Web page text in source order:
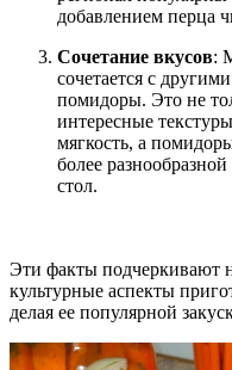
добавлением перца
Сочетание вкусов:
сочетается с
помидоры. Это не
интересные
мягкость, а
более
стол.
Эти факты подчеркивают
культурные аспекты
делая ее популярной